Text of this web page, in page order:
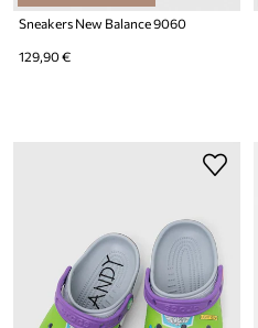
Sneakers New Balance 9060
129,90 €